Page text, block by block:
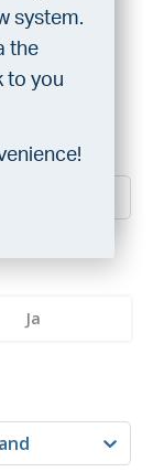
system.
the
to you